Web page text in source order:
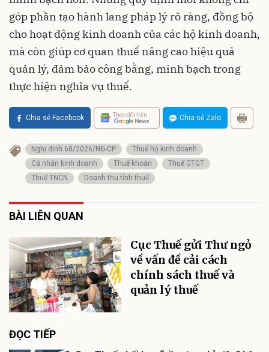
góp phần tạo hành lang pháp lý rõ ràng, đồng bộ
cho hoạt động kinh doanh của các hộ kinh doanh,
mà còn giúp cơ quan thuế nâng cao hiệu quả
quản lý, đảm bảo công bằng, minh bạch trong
thực hiện nghĩa vụ thuế.
Chia sẻ Facebook Theo dõi trên Chia sẻ Zalo
Nghị định 68/2026/NĐ-CP
Thuế hộ kinh doanh
Cá nhân kinh doanh
Thuế khoán
Thuế GTGT
Thuế TNCN
Doanh thu tính thuế
BÀI LIÊN QUAN
Cục Thuế gửi Thư ngỏ
về vấn đề cải cách
chính sách thuế và
quản lý thuế
ĐỌC TIẾP